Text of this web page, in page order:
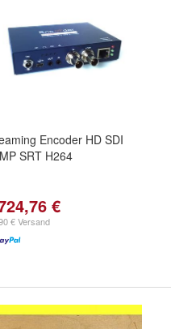
Encoder HD SDI
SRT H264
€
€ Versand